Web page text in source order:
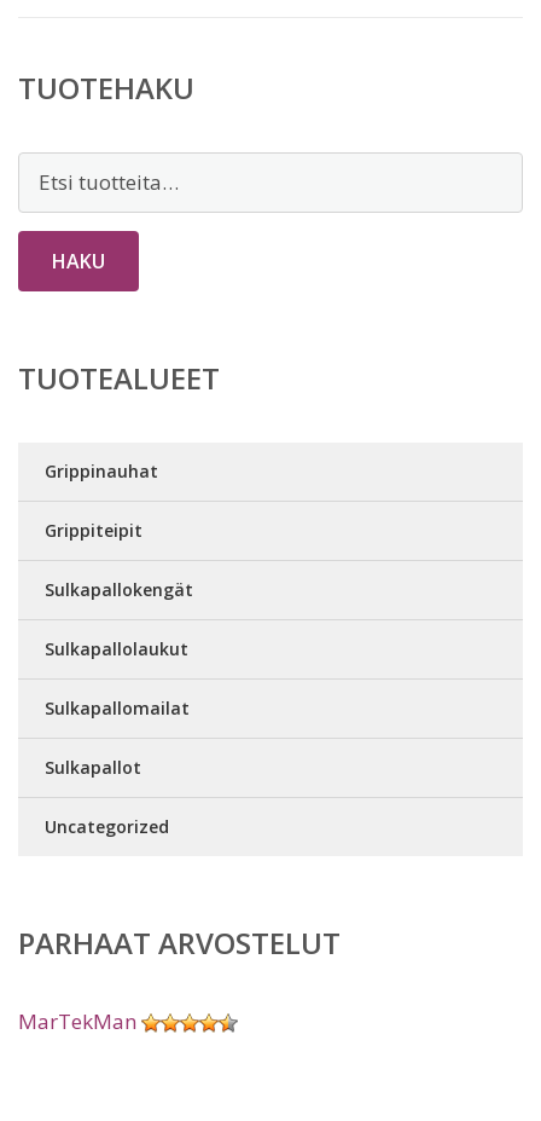
TUOTEHAKU
Etsi:
HAKU
TUOTEALUEET
Grippinauhat
Grippiteipit
Sulkapallokengät
Sulkapallolaukut
Sulkapallomailat
Sulkapallot
Uncategorized
PARHAAT ARVOSTELUT
MarTekMan